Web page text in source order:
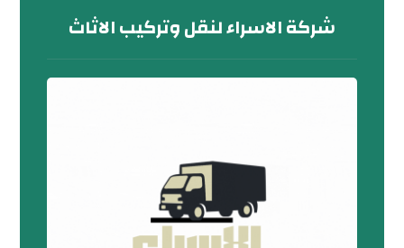
شركة الاسراء لنقل وتركيب الاثاث